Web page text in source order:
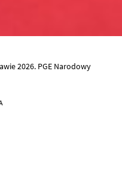
2026. PGE Narodowy